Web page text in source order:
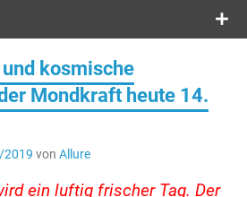
kosmische
Mondkraft heute 14.
2019 von Allure
ein luftig frischer Tag. Der